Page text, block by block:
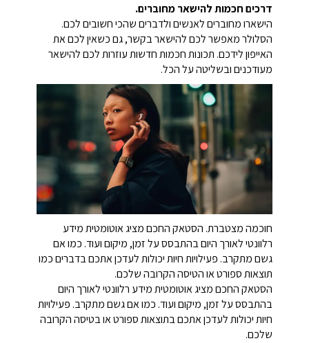
דרכים חכמות להישאר מחוברים.
הישארו מחוברים לאנשים ולדברים שהכי חשובים לכם.
הסלולר מאפשר לכם להישאר בקשר, גם כשאין לכם את
האייפון לידכם. תכונות חכמות חדשות עוזרות לכם להישאר
מעודכנים ובשליטה על הכל.
חוכמה מצטברת. הסטאק החכם מציג אוטומטית מידע
רלוונטי לאורך היום בהתבסס על זמן, מיקום ועוד. כמו אם
גשם מתקרב. פעילויות חיות יכולות לעדכן אתכם בדברים כמו
תוצאות ספורט או הטיסה הקרובה שלכם.
הסטאק החכם מציג אוטומטית מידע רלוונטי לאורך היום
בהתבסס על זמן, מיקום ועוד. כמו אם גשם מתקרב. פעילויות
חיות יכולות לעדכן אתכם בתוצאות ספורט או בטיסה הקרובה
שלכם.